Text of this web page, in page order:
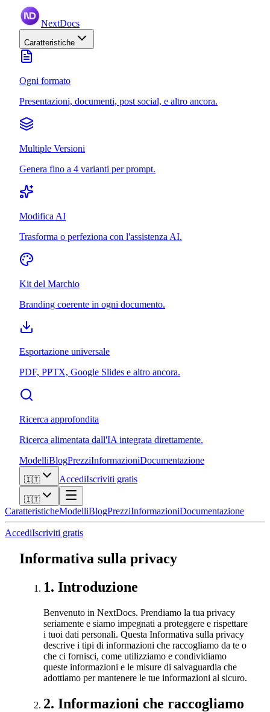
NextDocs
Caratteristiche
Ogni formato
Presentazioni, documenti, post social, e altro ancora.
Multiple Versioni
Genera fino a 4 varianti per prompt.
Modifica AI
Trasforma o perfeziona con l'assistenza AI.
Kit del Marchio
Branding coerente in ogni documento.
Esportazione universale
PDF, PPTX, Google Slides e altro ancora.
Ricerca approfondita
Ricerca alimentata dall'IA integrata direttamente.
ModelliBlogPrezziInformazioniDocumentazione
🇮🇹 AccediIscriviti gratis
🇮🇹
CaratteristicheModelliBlogPrezziInformazioniDocumentazione
AccediIscriviti gratis
Informativa sulla privacy
1. Introduzione
Benvenuto in NextDocs. Prendiamo la tua privacy
seriamente e siamo impegnati a proteggere e rispettare
i tuoi dati personali. Questa Informativa sulla privacy
descrive i tipi di informazioni che raccogliamo da te o
che ci fornisci, come utilizziamo e condividiamo
queste informazioni e le misure di salvaguardia che
adottiamo per mantenere le tue informazioni al sicuro.
2. Informazioni che raccogliamo